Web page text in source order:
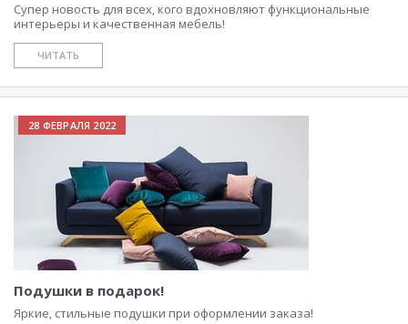
Супер новость для всех, кого вдохновляют функциональные
интерьеры и качественная мебель!
ЧИТАТЬ
28 ФЕВРАЛЯ 2022
Подушки в подарок!
Яркие, стильные подушки при оформлении заказа!